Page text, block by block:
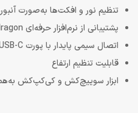
تنظیم نور و افکت‌ها به‌صورت
پشتیبانی از نرم‌افزار حرفه‌ای Redragon
اتصال سیمی پایدار با پورت USB-C
قابلیت تنظیم ارتفاع
ابزار سوییچ‌کش و کی‌کپ‌کش